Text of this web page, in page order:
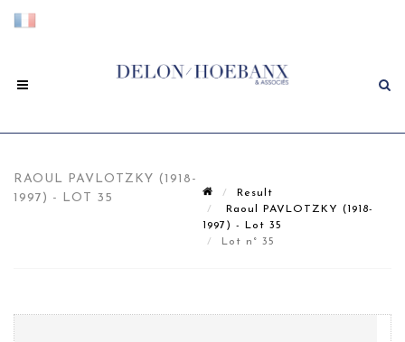
RAOUL PAVLOTZKY (1918-
1997) - LOT 35
Result
Raoul PAVLOTZKY (1918-
1997) - Lot 35
Lot n° 35